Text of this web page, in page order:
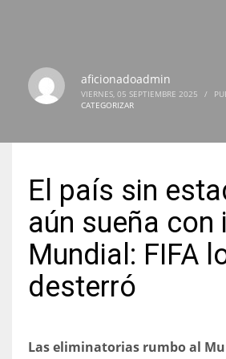
NYJ
ATL
24
IND
MIN
aficionadoadmin
VIERNES, 05 SEPTIEMBRE 2025 /
CATEGORIZAR
El país sin
aún sueña con
Mundial: FIFA
desterró
Las eliminatorias rumbo al